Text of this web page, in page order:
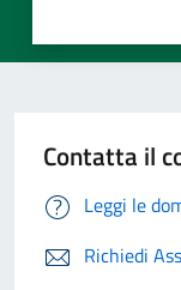
Contatta il
Leggi le
Richiedi